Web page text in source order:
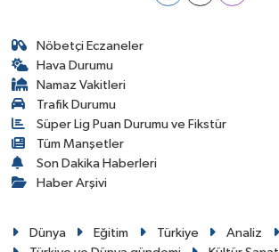
Nöbetçi Eczaneler
Hava Durumu
Namaz Vakitleri
Trafik Durumu
Süper Lig Puan Durumu ve Fikstür
Tüm Manşetler
Son Dakika Haberleri
Haber Arşivi
Dünya Eğitim Türkiye Analiz